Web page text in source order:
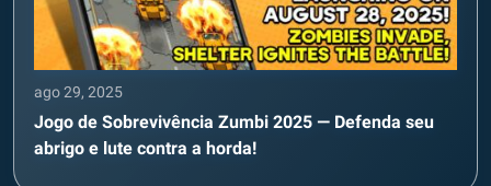
ago 29, 2025
Jogo de Sobrevivência Zumbi 2025 — Defenda seu
abrigo e lute contra a horda!